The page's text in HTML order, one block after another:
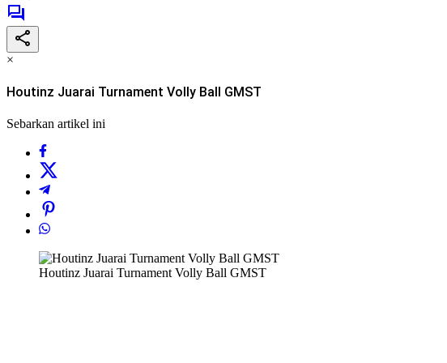
×
Houtinz Juarai Turnament Volly Ball GMST
Sebarkan artikel ini
Houtinz Juarai Turnament Volly Ball GMST